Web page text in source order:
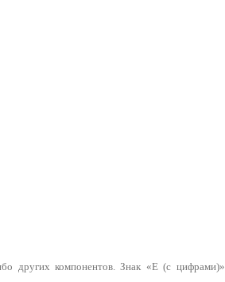
других компонентов. Знак «Е (с цифрами)»